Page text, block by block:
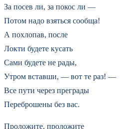
За посев ли, за покос ли —
Потом надо взяться сообща!
А похлопав, после
Локти будете кусать
Сами будете не рады,
Утром вставши, — вот те раз! —
Все пути через преграды
Переброшены без вас.
Проложите, проложите